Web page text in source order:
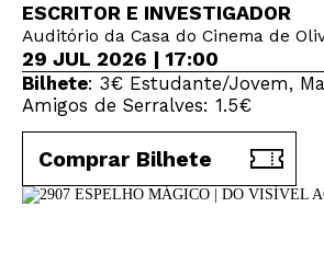
ESCRITOR E INVESTIGADOR
Auditório da Casa do Cinema de
29 JUL 2026 | 17:00
Bilhete: 3€ Estudante/Jovem,
Amigos de Serralves: 1.5€
Comprar Bilhete